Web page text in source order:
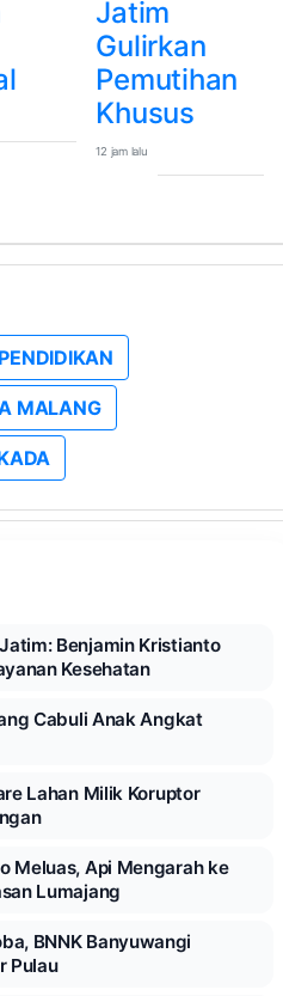
Jatim
Gulirkan
Pemutihan
Khusus
12 jam lalu
MALANG
Benjamin Kristianto
Kesehatan
Cabuli Anak Angkat
Lahan Milik Koruptor
Meluas, Api Mengarah ke
Lumajang
BNNK Banyuwangi
Pulau